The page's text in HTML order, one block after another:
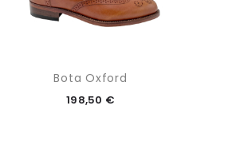
Bota Oxford
198,50 €